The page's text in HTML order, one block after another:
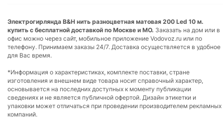
Электрогирлянда B&H нить разноцветная матовая 200 Led 10 м.
купить с бесплатной доставкой по Москве и МО. Заказать на дом или в
офис можно через сайт, мобильное приложение Vodovoz.ru или по
телефону. Принимаем заказы 24/7. Доставка осуществляется в удобное
для Вас время.
*Информация о характеристиках, комплекте поставки, стране
изготовления и внешнем виде товара носит справочный характер,
основывается на последних доступных к моменту публикации
сведениях и не является публичной офертой. Дизайн этикетки и
упаковки может отличаться при проведении производителем рекламных
компаний.